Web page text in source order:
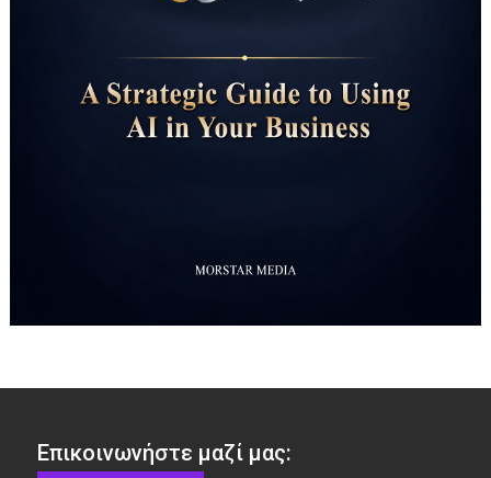
Επικοινωνήστε μαζί μας: